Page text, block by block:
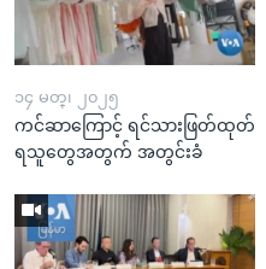
၁၄ မတ္၊ ၂၀၂၅
ကင်ဆာကြောင့် ရင်သားဖြတ်ထုတ်
ရသူတွေအတွက် အတွင်းခံ